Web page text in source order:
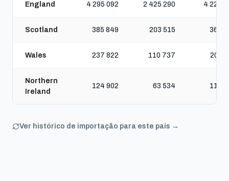
England 4 295 092 2 425 290 4 224
Scotland 385 849 203 515 363
Wales 237 822 110 737 201
Northern
Ireland
124 902 63 534 118
Ver histórico de importação para este país →